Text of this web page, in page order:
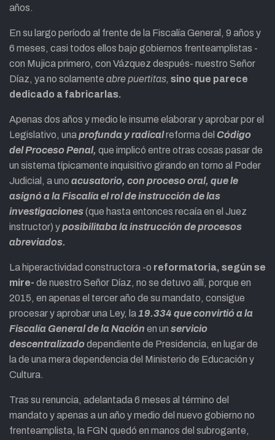
años.
En su largo período al frente de la Fiscalía General, 9 años y
6 meses, casi todos ellos bajo gobiernos frenteamplistas -
con Mujica primero, con Vázquez después- nuestro Señor
Díaz, ya no solamente abre puertitas, sino que parece
dedicado a fabricarlas.
Apenas dos años y medio le insume elaborar y aprobar por el
Legislativo, unaprofunda y radicalreforma del Código
del Proceso Penal, que implicó entre otras cosas pasar de
un sistema típicamente inquisitivo girando en torno al Poder
Judicial, a uno acusatorio, con proceso oral, que le
asignó a la Fiscalía el rol de instrucción de las
investigaciones(que hasta entonces recaía en el Juez
instructor) yposibilitaba la instrucción de procesos
abreviados.
La hiperactividad constructora -o reformatoria, según se
mire- de nuestro Señor Díaz, no se detuvo allí, porque en
2015, en apenas el tercer año de su mandato, consigue
procesar y aprobar una Ley, la19.334 que convirtió a la
Fiscalía General de la Nación en un servicio
descentralizadodependiente de Presidencia, en lugar de
la de una mera dependencia del Ministerio de Educación y
Cultura.
Tras su renuncia, adelantada 6 meses al término del
mandato y apenas a un año y medio del nuevo gobierno no
frenteamplista, la FGN quedó en manos del subrogante,